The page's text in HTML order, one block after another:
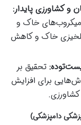
و کشاورزی پایدار:
میکروب‌های خاک و
خاک و کاهش
تحقیق بر
برای افزایش
دامپزشکی)